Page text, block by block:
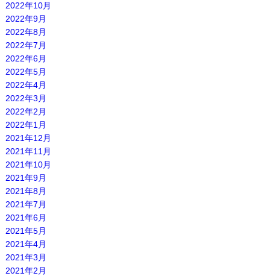
2022年10月
2022年9月
2022年8月
2022年7月
2022年6月
2022年5月
2022年4月
2022年3月
2022年2月
2022年1月
2021年12月
2021年11月
2021年10月
2021年9月
2021年8月
2021年7月
2021年6月
2021年5月
2021年4月
2021年3月
2021年2月